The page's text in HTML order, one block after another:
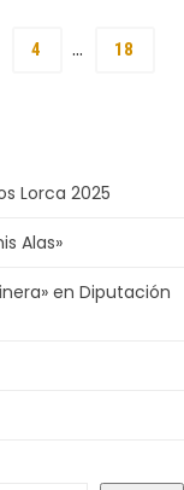
4 … 18
Lorca 2025
Alas»
en Diputación